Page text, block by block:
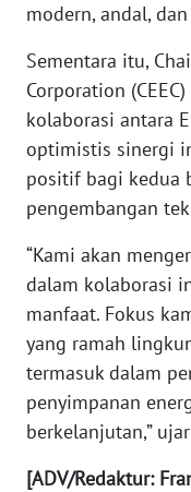
modern, andal,
Sementara itu,
Corporation
kolaborasi antara
optimistis sinergi
positif bagi kedua
pengembangan
“Kami akan
dalam kolaborasi
manfaat. Fokus
yang ramah
termasuk dalam
penyimpanan
berkelanjutan,”
[ADV/Redaktur:
KALTARA
WN
KALSEL
WN
WN
SULSEL
WN
GORONTALO
SULUT